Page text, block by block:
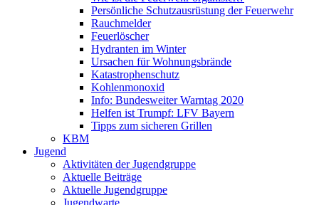
Persönliche Schutzausrüstung der Feuerwehr
Rauchmelder
Feuerlöscher
Hydranten im Winter
Ursachen für Wohnungsbrände
Katastrophenschutz
Kohlenmonoxid
Info: Bundesweiter Warntag 2020
Helfen ist Trumpf: LFV Bayern
Tipps zum sicheren Grillen
KBM
Jugend
Aktivitäten der Jugendgruppe
Aktuelle Beiträge
Aktuelle Jugendgruppe
Jugendwarte